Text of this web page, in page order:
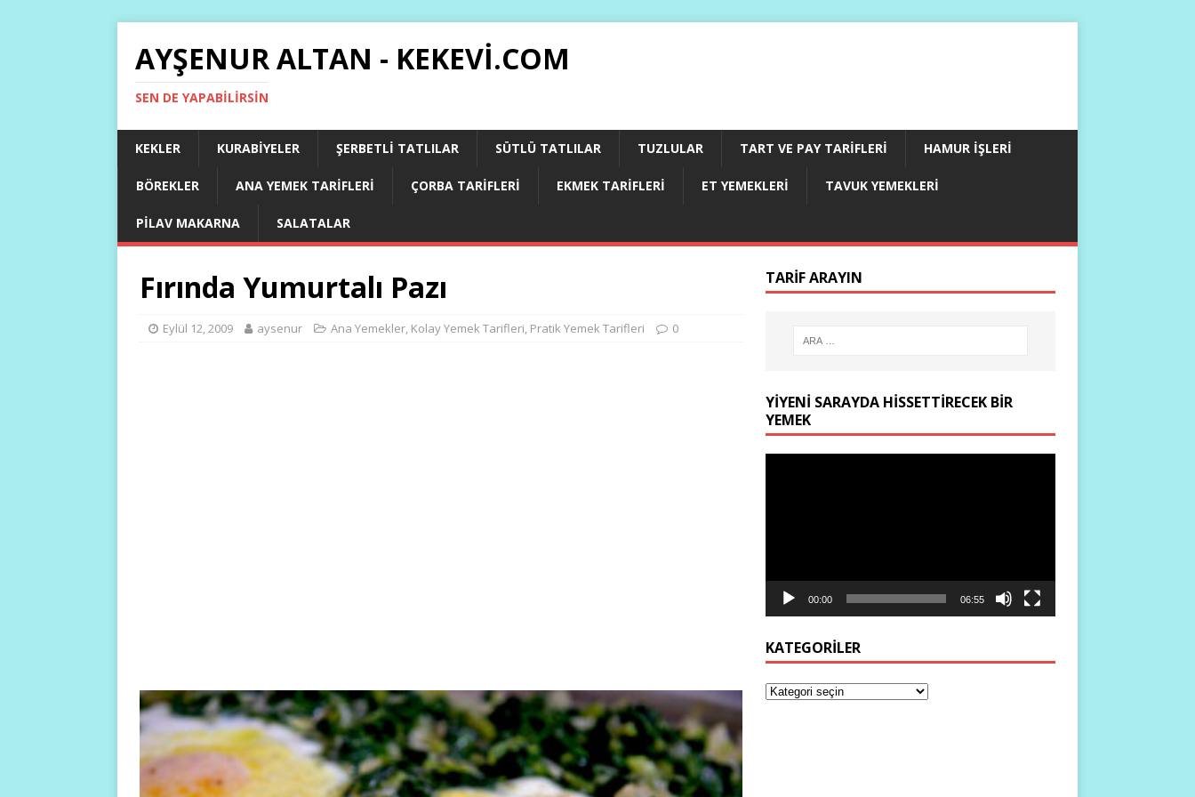
AYŞENUR ALTAN - KEKEVI.COM
SEN DE YAPABILIRSIN
KEKLER KURABIYELER ŞERBETLI TATLILAR SÜTLÜ TATLILAR TUZLULAR TART VE PAY TARIFLERI HAMUR İŞLERI
BÖREKLER ANA YEMEK TARIFLERI ÇORBA TARIFLERI EKMEK TARIFLERI ET YEMEKLERI TAVUK YEMEKLERI
PILAV MAKARNA SALATALAR
Fırında Yumurtalı Pazı
Eylül 12, 2009 aysenur Ana Yemekler, Kolay Yemek Tarifleri, Pratik Yemek Tarifleri 0
TARIF ARAYIN
YIYENI SARAYDA HISSETTIRECEK BIR
YEMEK
00:00 06:55
KATEGORILER